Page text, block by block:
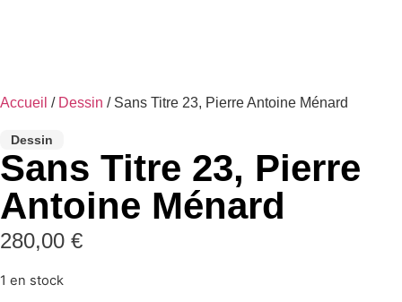
Accueil / Dessin / Sans Titre 23, Pierre Antoine Ménard
Dessin
Sans Titre 23, Pierre
Antoine Ménard
280,00 €
1 en stock